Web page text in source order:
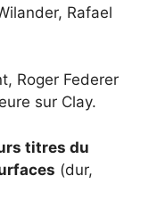
Rafael
Roger Federer
sur Clay.
titres du
(dur,